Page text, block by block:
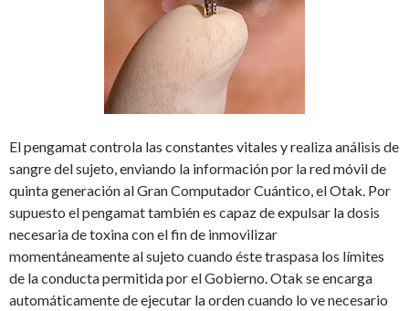
El pengamat controla las constantes vitales y realiza análisis de
sangre del sujeto, enviando la información por la red móvil de
quinta generación al Gran Computador Cuántico, el Otak. Por
supuesto el pengamat también es capaz de expulsar la dosis
necesaria de toxina con el fin de inmovilizar
momentáneamente al sujeto cuando éste traspasa los límites
de la conducta permitida por el Gobierno. Otak se encarga
automáticamente de ejecutar la orden cuando lo ve necesario